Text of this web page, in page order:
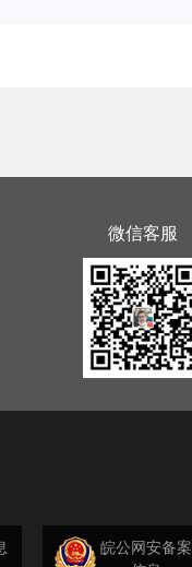
微信客服
皖公网安备案